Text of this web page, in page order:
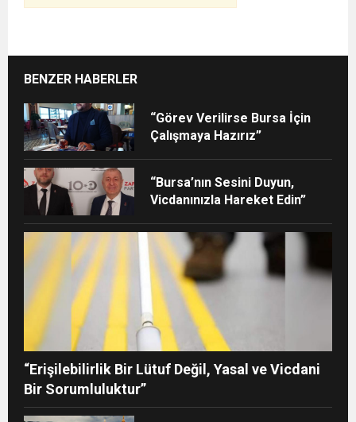
BENZER HABERLER
“Görev Verilirse Bursa İçin
Çalışmaya Hazırız”
“Bursa’nın Sesini Duyun,
Vicdanınızla Hareket Edin”
“Erişilebilirlik Bir Lütuf Değil, Yasal ve Vicdani
Bir Sorumluluktur”